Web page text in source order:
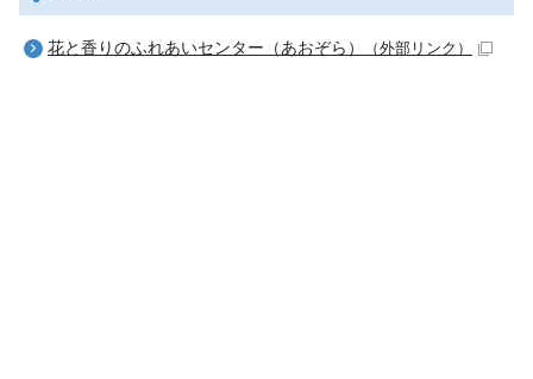
花と香りのふれあいセンター（あおぞら） （外部リンク）